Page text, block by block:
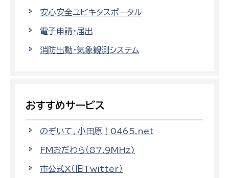
安心安全ユビキタスポータル
電子申請・届出
消防出動・気象観測システム
おすすめサービス
のぞいて、小田原！0465.net
FMおだわら（87.9MHz)
市公式X（旧Twitter）